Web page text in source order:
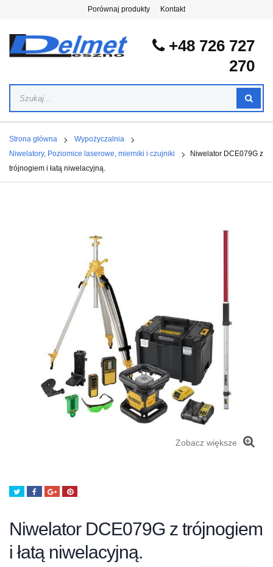
Porównaj produkty Kontakt
+48 726 727
270
Strona główna
Wypożyczalnia
Niwelatory, Poziomice laserowe, mierniki i czujniki
Niwelator DCE079G z
trójnogiem i łatą niwelacyjną.
Zobacz większe
Niwelator DCE079G z trójnogiem
i łatą niwelacyjną.